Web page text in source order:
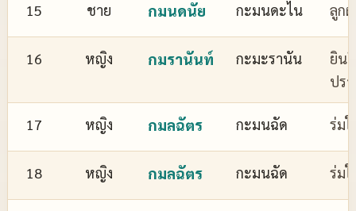
15 ชาย กมนดนัย กะมนดะไน ลูก
16 หญิง กมรานันท์ กะมะรานัน
ยิน
ปร
17 หญิง กมลฉัตร กะมนฉัด ร่มใ
18 หญิง กมลฉัตร กะมนฉัด ร่มใ